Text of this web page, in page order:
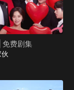
免费剧集